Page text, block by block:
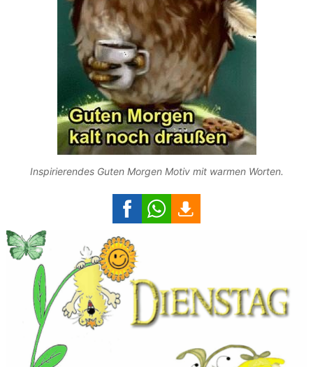
Inspirierendes Guten Morgen Motiv mit warmen Worten.